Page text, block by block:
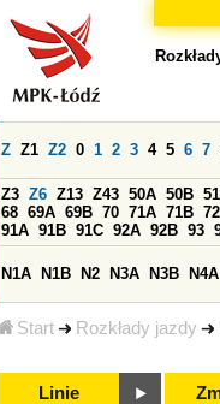
Start Rozkłady jazdy
Z Z1 Z2 0 1 2 3 4 5 6 7
Z3 Z6 Z13 Z43 50A 50B
68 69A 69B 70 71A 71B
91A 91B 91C 92A 92B 93
N1A N1B N2 N3A N3B N4A
Linie